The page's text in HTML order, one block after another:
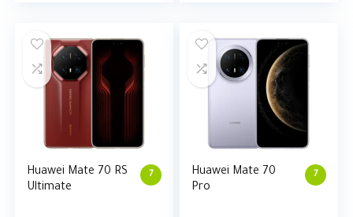
7
Huawei Mate 70 RS
Ultimate
7
Huawei Mate 70
Pro